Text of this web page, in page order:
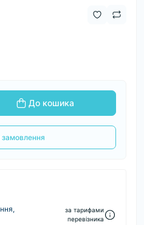
До кошика
за тарифами
перевізника